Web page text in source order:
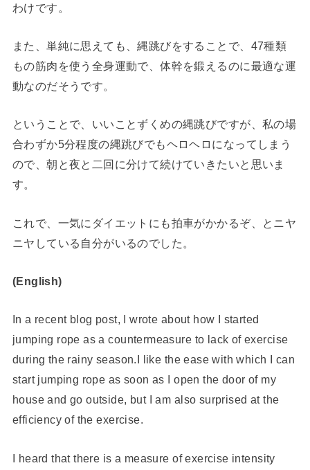
わけです。
また、単純に思えても、縄跳びをすることで、47種類
もの筋肉を使う全身運動で、体幹を鍛えるのに最適な運
動なのだそうです。
ということで、いいことずくめの縄跳びですが、私の場
合わずか5分程度の縄跳びでもヘロヘロになってしまう
ので、朝と夜と二回に分けて続けていきたいと思いま
す。
これで、一気にダイエットにも拍車がかかるぞ、とニヤ
ニヤしている自分がいるのでした。
(English)
In a recent blog post, I wrote about how I started
jumping rope as a countermeasure to lack of exercise
during the rainy season.I like the ease with which I can
start jumping rope as soon as I open the door of my
house and go outside, but I am also surprised at the
efficiency of the exercise.
I heard that there is a measure of exercise intensity